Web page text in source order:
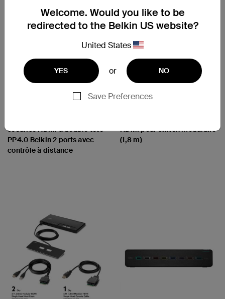
Cybersecurity and Secure
sécurisé HDMI à double tête
PP4.0 Belkin 2 ports avec
contrôle à distance
Cybersecurity and Secure
HDMI pour switch modulaire
(1,8 m)
Welcome. Would you like to be
redirected to the Belkin US website?
United States
YES or NO
Save Preferences